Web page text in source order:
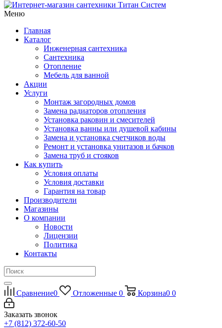
Меню
Главная
Каталог
Инженерная сантехника
Сантехника
Отопление
Мебель для ванной
Акции
Услуги
Монтаж загородных домов
Замена радиаторов отопления
Установка раковин и смесителей
Установка ванны или душевой кабины
Замена и установка счетчиков воды
Ремонт и установка унитазов и бачков
Замена труб и стояков
Как купить
Условия оплаты
Условия доставки
Гарантия на товар
Производители
Магазины
О компании
Новости
Лицензии
Политика
Контакты
Сравнение0 Отложенные 0 Корзина0 0
Заказать звонок
+7 (812) 372-60-50